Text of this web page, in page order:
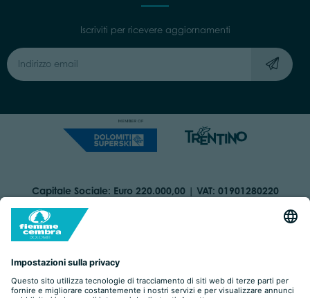
Iscriviti per ricevere aggiornamenti
Capitale Sociale: Euro 220.000,00 | VAT: 01901280220
COOKIES
DICHIARAZIONE DI ACCESSIBILITÀ